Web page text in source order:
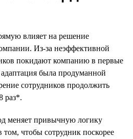
влияет на решение
Из-за неэффективной
покидают компанию в первые
была продуманной
сотрудников продолжить
раз*.
меняет привычную логику
чтобы сотрудник поскорее